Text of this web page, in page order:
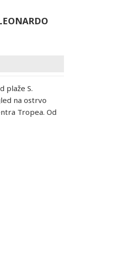
plaže S.
na ostrvo
Tropea. Od